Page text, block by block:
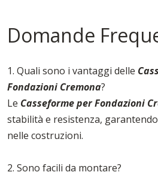
Domande
1. Quali sono i vantaggi delle
Fondazioni Cremona?
Le Casseforme per Fondazioni
stabilità e resistenza,
nelle costruzioni.
2. Sono facili da montare?